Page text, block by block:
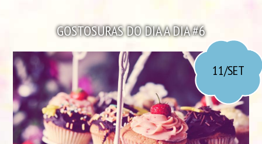
INSPIRAÇÕES
LOOK DO DIA
MORANDO JUNTOS
ORGANIZAÇÃO
PLAYLISTS
VIAGENS
GOSTOSURAS DO DIA A DIA #6
11/SET